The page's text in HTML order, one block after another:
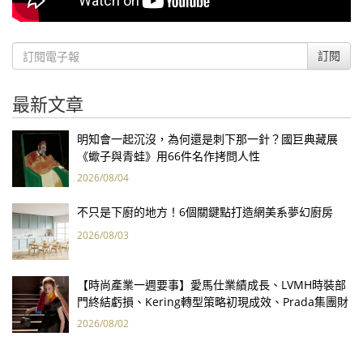
訂閱
最新文章
明知會一起沉沒，為何還是刺下那一針？國巨典藏展
《蠍子與青蛙》用66件名作拷問人性
2026/08/04
不只是下廚的地方！6個關鍵點打造網美系夢幻廚房
2026/08/03
【時尚產業一週要事】愛馬仕業績成長、LVMH時裝部
門終結虧損、Kering轉型策略初現成效、Prada集團財
報亮眼
2026/08/02